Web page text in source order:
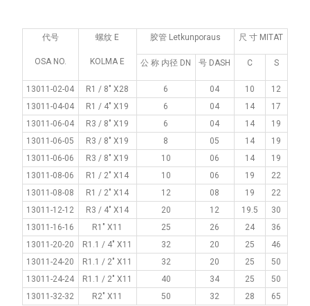
代号
OSA NO.
螺纹 E
KOLMA E
胶管 Letkunporaus 尺 寸 MITAT
公 称 内径 DN 号 DASH C S
13011-02-04 R1 / 8" X28 6 04 10
12
13011-04-04
R1 / 4" X19 6 04 14
17
13011-06-04
R3 / 8" X19 6 04 14
19
13011-06-05
R3 / 8" X19 8 05 14
19
13011-06-06
R3 / 8" X19 10 06 14
19
13011-08-06
R1 / 2" X14 10 06 19
22
13011-08-08
R1 / 2" X14 12 08 19
22
13011-12-12
R3 / 4" X14 20 12 19.5
30
13011-16-16
R1" X11 25 26 24
36
13011-20-20
R1.1 / 4" X11 32 20 25
46
13011-24-20
R1.1 / 2" X11 32 20 25
50
13011-24-24
R1.1 / 2" X11 40 34 25
50
13011-32-32
R2" X11 50 32 28 65